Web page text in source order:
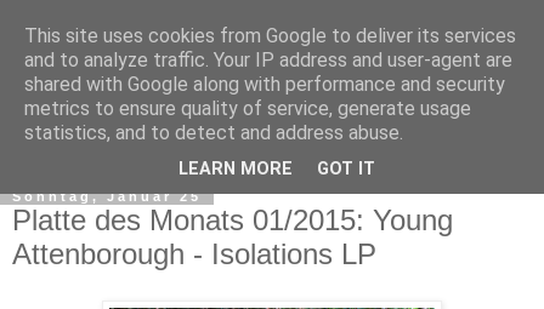
Sonntag, Januar 25
Platte des Monats 01/2015: Young
Attenborough - Isolations LP
This site uses cookies from Google to deliver its services
and to analyze traffic. Your IP address and user-agent are
shared with Google along with performance and security
metrics to ensure quality of service, generate usage
statistics, and to detect and address abuse.
LEARN MORE GOT IT